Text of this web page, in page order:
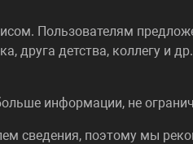
Пользователям
друга детства, коллегу и
информации, не
сведения, поэтому мы